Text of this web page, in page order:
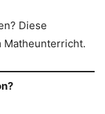
Diese
Matheunterricht.